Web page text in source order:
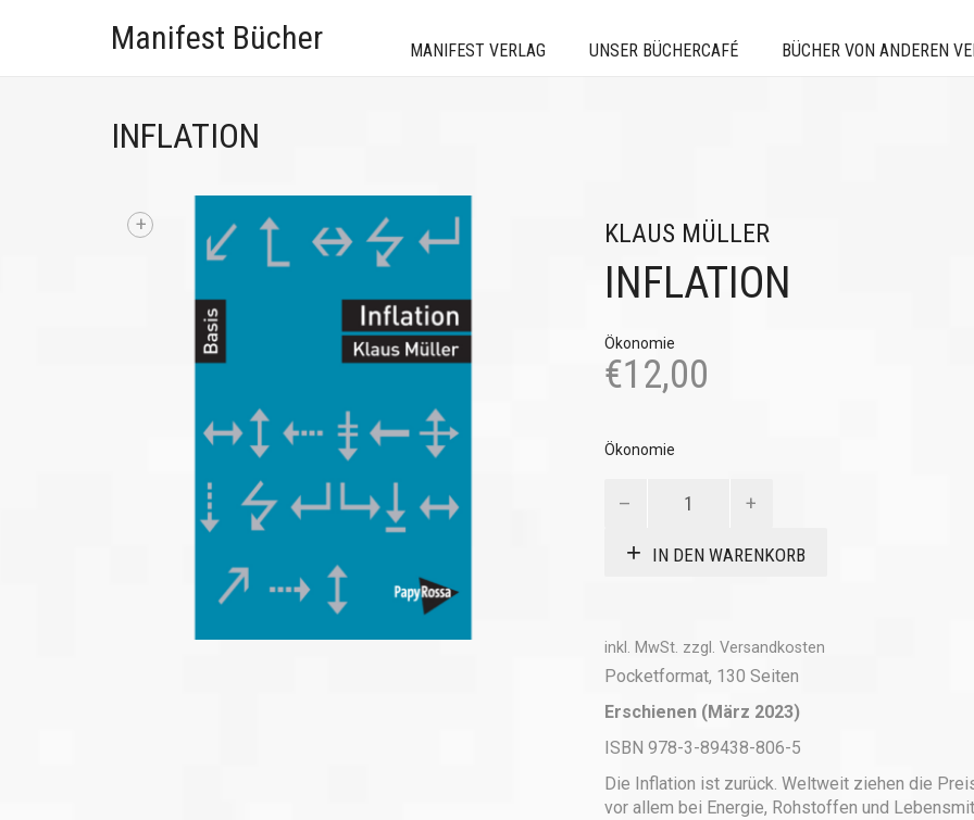
Manifest Bücher MANIFEST VERLAG UNSER BÜCHERCAFÉ BÜCHER VON ANDEREN
INFLATION
+ KLAUS MÜLLER
INFLATION
Ökonomie
€12,00
Ökonomie
IN DEN WARENKORB
inkl. MwSt. zzgl. Versandkosten
Pocketformat, 130 Seiten
Erschienen (März 2023)
ISBN 978-3-89438-806-5
Die Inflation ist zurück. Weltweit ziehen die
vor allem bei Energie, Rohstoffen und